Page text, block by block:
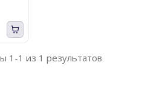
1-1 из 1 результатов